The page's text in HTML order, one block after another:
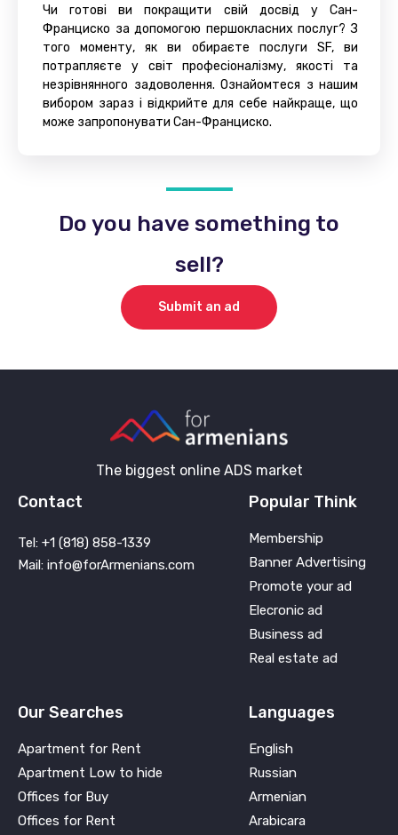
Чи готові ви покращити свій досвід у Сан-
Франциско за допомогою першокласних послуг? З
того моменту, як ви обираєте послуги SF, ви
потрапляєте у світ професіоналізму, якості та
незрівнянного задоволення. Ознайомтеся з нашим
вибором зараз і відкрийте для себе найкраще, що
може запропонувати Сан-Франциско.
Do you have something to
sell?
Submit an ad
The biggest online ADS market
Contact
Tel: +1 (818) 858-1339
Mail: info@forArmenians.com
Popular Think
Membership
Banner Advertising
Promote your ad
Elecronic ad
Business ad
Real estate ad
Our Searches
Apartment for Rent
Apartment Low to hide
Offices for Buy
Offices for Rent
Languages
English
Russian
Armenian
Arabicara